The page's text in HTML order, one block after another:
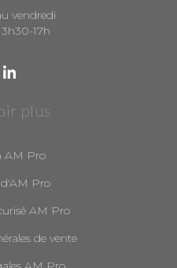
vendredi
17h
plus
AM Pro
Pro
AM Pro
de vente